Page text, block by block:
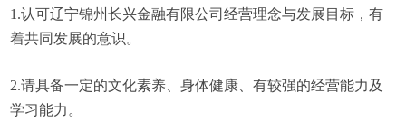
1.认可辽宁锦州长兴金融有限公司经营理念与发展目标，有
着共同发展的意识。
2.请具备一定的文化素养、身体健康、有较强的经营能力及
学习能力。